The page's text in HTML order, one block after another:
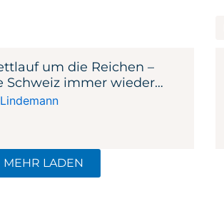
um die Reichen –
Schweiz immer wieder
MEHR LADEN